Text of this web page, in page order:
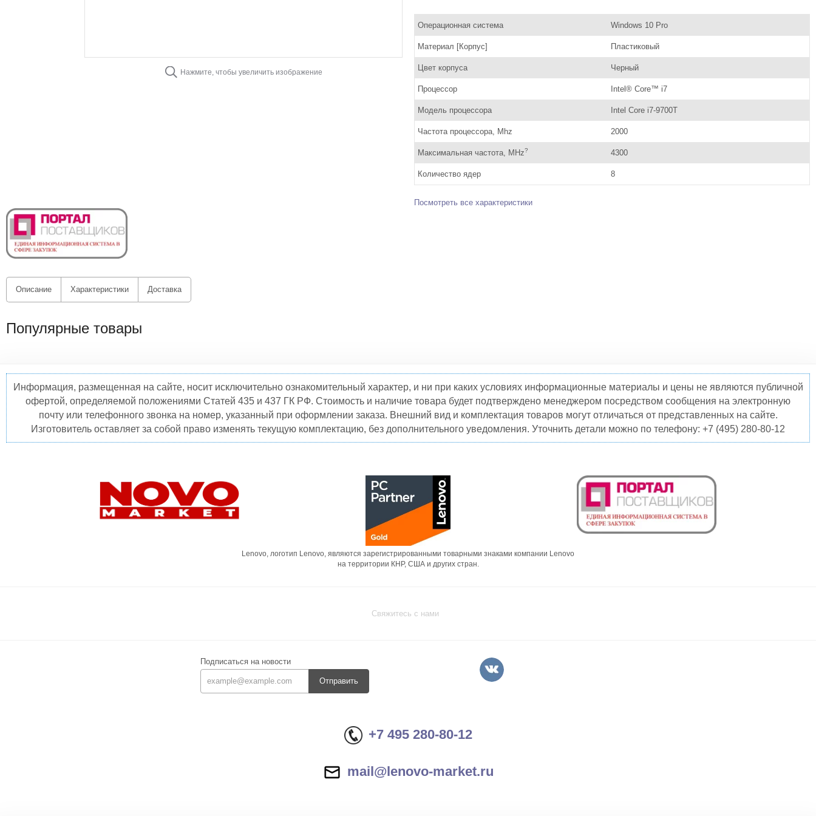
Нажмите, чтобы увеличить изображение
Операционная система Windows 10 Pro
Материал [Корпус] Пластиковый
Цвет корпуса Черный
Процессор Intel® Core™ i7
Модель процессора Intel Core i7-9700T
Частота процессора, Mhz 2000
Максимальная частота, MHz? 4300
Количество ядер 8
Посмотреть все характеристики
Описание Характеристики Доставка
Популярные товары
Информация, размещенная на сайте, носит исключительно ознакомительный характер, и ни при каких условиях информационные материалы и цены не являются публичной
офертой, определяемой положениями Статей 435 и 437 ГК РФ. Стоимость и наличие товара будет подтверждено менеджером посредством сообщения на электронную
почту или телефонного звонка на номер, указанный при оформлении заказа. Внешний вид и комплектация товаров могут отличаться от представленных на сайте.
Изготовитель оставляет за собой право изменять текущую комплектацию, без дополнительного уведомления. Уточнить детали можно по телефону: +7 (495) 280-80-12
Lenovo, логотип Lenovo, являются зарегистрированными товарными знаками компании Lenovo
на территории КНР, США и других стран.
Свяжитесь с нами
Подписаться на новости
Отправить
+7 495 280-80-12
mail@lenovo-market.ru